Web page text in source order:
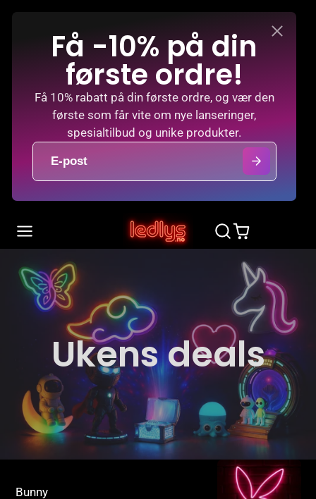
Få -10% på din
første ordre!
Få 10% rabatt på din første ordre, og vær den
første som får vite om nye lanseringer,
spesialtilbud og unike produkter.
Ukens deals
Bunny